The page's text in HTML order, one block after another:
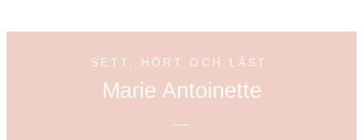
SETT, HÖRT OCH LÄST.
Marie Antoinette